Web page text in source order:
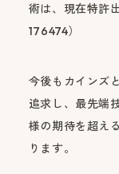
術は、現在特許
176474）
今後もカインズ
追求し、最先端
様の期待を超え
ります。